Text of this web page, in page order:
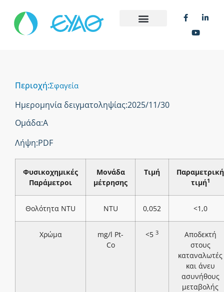
Περιοχή:Σφαγεία
Ημερομηνία δειγματοληψίας:2025/11/30
Ομάδα:Α
Λήψη:PDF
Φυσικοχημικές
Παράμετροι
Μονάδα
μέτρησης
Τιμή
Παραμετρική
τιμή1
Θολότητα NTU NTU 0,052 <1,0
Χρώμα
mg/l Pt-
Co
<5 3
Αποδεκτή
στους
καταναλωτές
και άνευ
ασυνήθους
μεταβολής